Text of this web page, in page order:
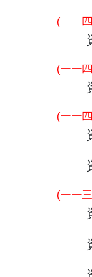
(一一
(一一
(一一
(一一